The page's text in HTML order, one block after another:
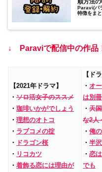
Paravi(パ
特徴をま
↓ Paraviで配信中の作
【2021年ドラマ】
・ ソロ活女子のススメ
・ 珈琲いかがでしょう
・ 理想のオトコ
・ ラブコメの掟
・ ドラゴン桜
・ リコカツ
・ 着飾る恋には理由が
【ド
・ オ
は別
・ 天
な2人
・ 俺
・ 半
・ 恋
でも